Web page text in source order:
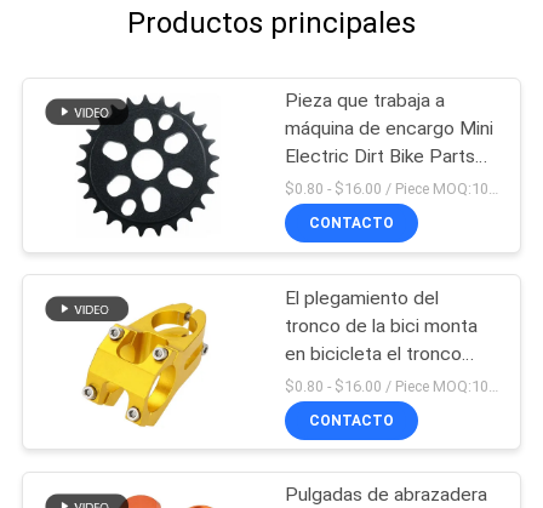
Productos principales
Pieza que trabaja a
máquina de encargo Mini
Electric Dirt Bike Parts
del CNC del OEM
$0.80 - $16.00 / Piece MOQ:10 pedazos
CONTACTO
El plegamiento del
tronco de la bici monta
en bicicleta el tronco
doble ajustable hecho en
China
$0.80 - $16.00 / Piece MOQ:10 pedazos
CONTACTO
Pulgadas de abrazadera